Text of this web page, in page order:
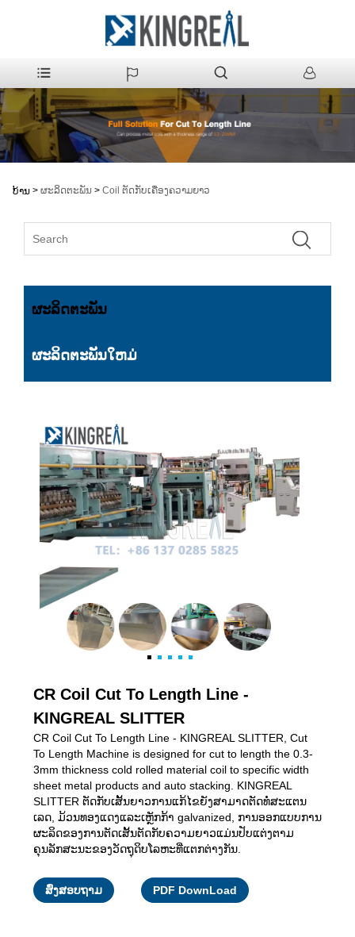
ບ້ານ > ຜະລິດຕະພັນ > Coil ຕັດກັບເຄື່ອງຄວາມຍາວ
ຜະລິດຕະພັນ
ຜະລິດຕະພັນໃຫມ່
CR Coil Cut To Length Line -
KINGREAL SLITTER
CR Coil Cut To Length Line - KINGREAL SLITTER, Cut
To Length Machine is designed for cut to length the 0.3-
3mm thickness cold rolled material coil to specific width
sheet metal products and auto stacking. KINGREAL
SLITTER ຕັດກັບເສັ້ນຍາວການແກ້ໄຂຍັງສາມາດຕັດທໍ່ສະແຕນ
ເລດ, ມ້ວນທອງແດງແລະເຫຼັກກ້າ galvanized, ການອອກແບບການ
ຜະລິດຂອງການຕັດເສັ້ນຕັດກັບຄວາມຍາວແມ່ນປັບແຕ່ງຕາມ
ຄຸນລັກສະນະຂອງວັດຖຸດິບໂລຫະທີ່ແຕກຕ່າງກັນ.
ສົ່ງສອບຖາມ PDF DownLoad